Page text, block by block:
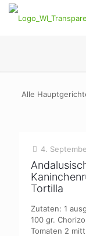
Alle
4.
Tortilla
Zutaten: 1
100 gr.
Tomaten 2